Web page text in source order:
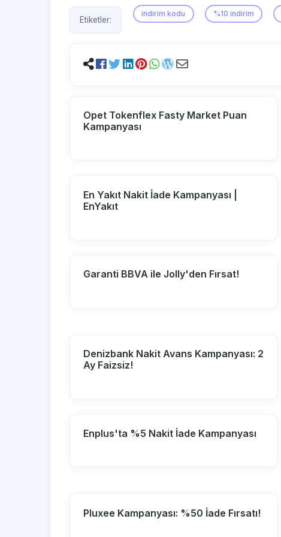
Etiketler:
indirim kodu %10 indirim
Opet Tokenflex Fasty Market Puan
Kampanyası
En Yakıt Nakit İade Kampanyası |
EnYakıt
Garanti BBVA ile Jolly'den Fırsat!
Denizbank Nakit Avans Kampanyası: 2
Ay Faizsiz!
Enplus'ta %5 Nakit İade Kampanyası
Pluxee Kampanyası: %50 İade Fırsatı!